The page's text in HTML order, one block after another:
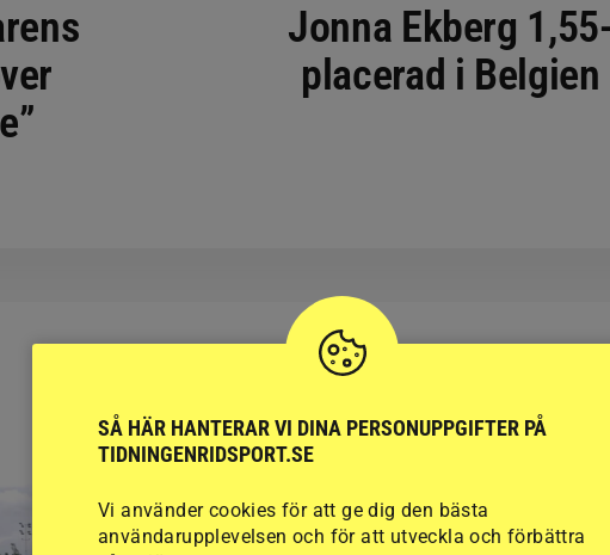
Jonna Ekberg
placerad i Belgien
RIDSPORT
BLOGGAR
SÅ HÄR HANTERAR VI DINA PERSONUPPGIFTER PÅ
TIDNINGENRIDSPORT.SE
Vi använder cookies för att ge dig den bästa
användarupplevelsen och för att utveckla och förbättra